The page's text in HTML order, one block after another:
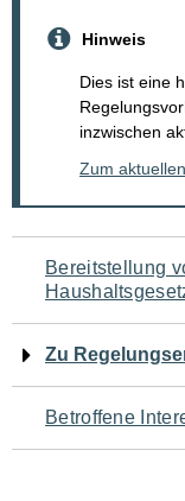
Hinweis
Dies ist eine
inzwischen
Zum
Navigation
für
den
Bereitstellung
Zu
Betroffene